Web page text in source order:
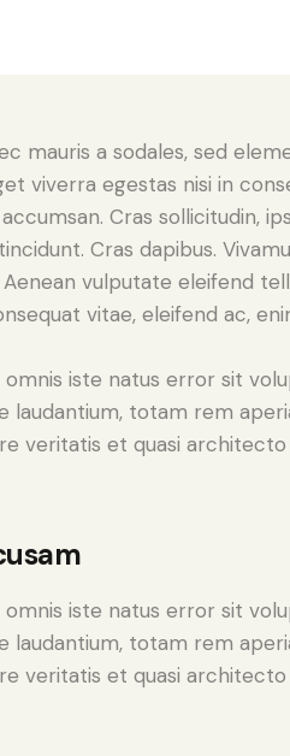
mauris a sodales, sed
viverra egestas nisi in
Cras sollicitudin,
Cras dapibus.
vulputate eleifend
vitae, eleifend ac,
omnis iste natus error sit
laudantium, totam rem
veritatis et quasi
omnis iste natus error sit
laudantium, totam rem
veritatis et quasi